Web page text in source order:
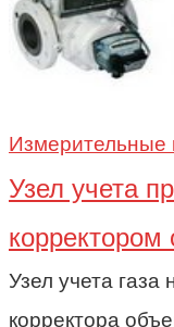
Измерительные
Узел учета
корректором
Узел учета газа
корректора